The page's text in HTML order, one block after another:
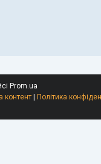
Prom.ua
контент | Політика